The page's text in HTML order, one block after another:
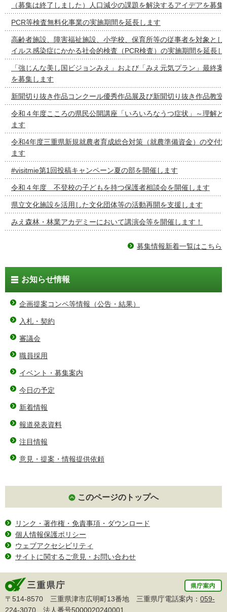
（募集は終了しました）人口減少の課題を解決するアイデアを募集
PCR等検査無料化事業の実施期間を延長します
高齢者施設、障害福祉施設、小学校、保育所等の従事者を対象とし
イルス感染症にかかる社会的検査（PCR検査）の実施期間を延長し
「強じんな美し国ビジョンみえ」および「みえ元気プラン」最終
を募集します
新聞切り抜き作品コンクール優秀作品展及び新聞切り抜き作品教室
令和４年度こころの県民公開講座「いろいろなうつ症状」～理解と
ます
令和4年度三重県新規就農者育成総合対策（就農準備資金）の交付
ます
#visitmie第1回投稿キャンペーン夏の部を開催します
令和４年度 不登校の子どもを持つ保護者相談会を開催します
県立文化施設を活用した文化団体等の活動再開を支援します
みえ森林・林業アカデミーにおいて講演会等を開催します！
募集情報新着一覧はこちら
お知らせ情報
企画提案コンペ等情報（公告・結果）
入札・契約
審議会
職員採用
イベント・募集案内
今日の予定
新着情報
報道発表資料
注目情報
意見・提案・情報提供依頼
このページのトップへ
リンク・著作権・免責事項・ダウンロード
個人情報保護ポリシー
ウェブアクセシビリティ
サイトに関するご意見・お問い合わせ
〒514-8570 三重県津市広明町13番地 三重県庁電話案内： 059-
224-3070 法人番号5000020240001